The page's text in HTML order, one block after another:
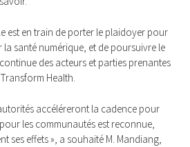
est en train de porter le plaidoyer pour
santé numérique, et de poursuivre le
des acteurs et parties prenantes
Health.
accéléreront la cadence pour
les communautés est reconnue,
ses effets », a souhaité M. Mandiang,